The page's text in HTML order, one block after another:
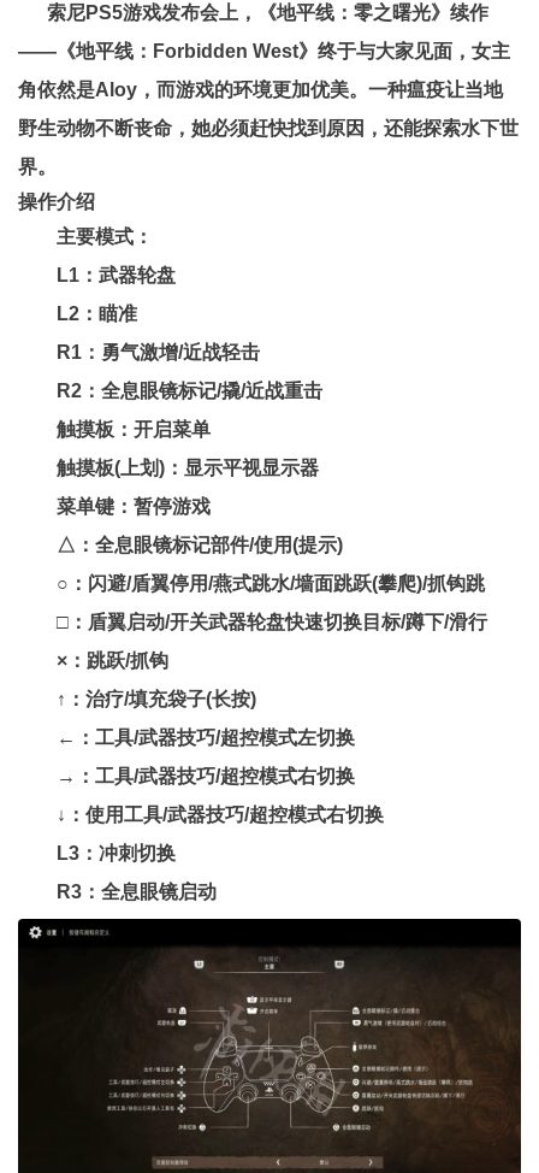
索尼PS5游戏发布会上，《地平线：零之曙光》续作
——《地平线：Forbidden West》终于与大家见面，女主
角依然是Aloy，而游戏的环境更加优美。一种瘟疫让当地
野生动物不断丧命，她必须赶快找到原因，还能探索水下世
界。
操作介绍
主要模式：
L1：武器轮盘
L2：瞄准
R1：勇气激增/近战轻击
R2：全息眼镜标记/撬/近战重击
触摸板：开启菜单
触摸板(上划)：显示平视显示器
菜单键：暂停游戏
△：全息眼镜标记部件/使用(提示)
○：闪避/盾翼停用/燕式跳水/墙面跳跃(攀爬)/抓钩跳
□：盾翼启动/开关武器轮盘快速切换目标/蹲下/滑行
×：跳跃/抓钩
↑：治疗/填充袋子(长按)
←：工具/武器技巧/超控模式左切换
→：工具/武器技巧/超控模式右切换
↓：使用工具/武器技巧/超控模式右切换
L3：冲刺切换
R3：全息眼镜启动